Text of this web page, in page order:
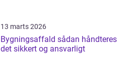
13 marts 2026
Bygningsaffald sådan håndteres
det sikkert og ansvarligt